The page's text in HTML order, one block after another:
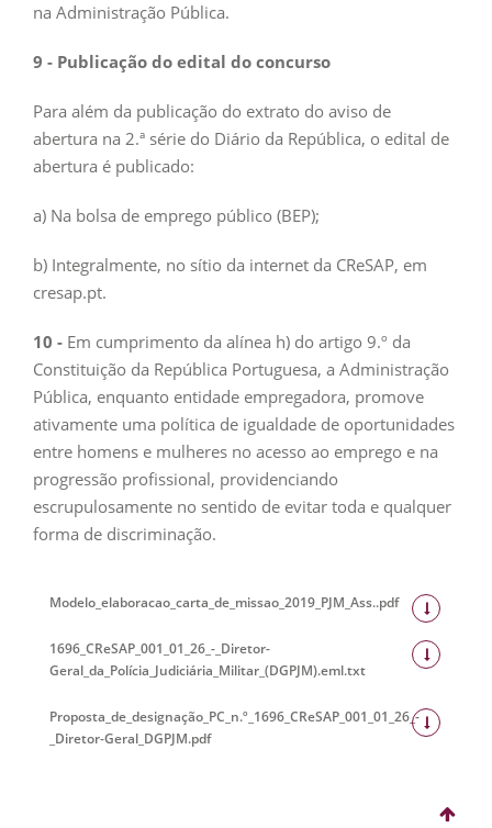
na Administração Pública.
9 - Publicação do edital do concurso
Para além da publicação do extrato do aviso de
abertura na 2.ª série do Diário da República, o edital de
abertura é publicado:
a) Na bolsa de emprego público (BEP);
b) Integralmente, no sítio da internet da CReSAP, em
cresap.pt.
10 - Em cumprimento da alínea h) do artigo 9.º da
Constituição da República Portuguesa, a Administração
Pública, enquanto entidade empregadora, promove
ativamente uma política de igualdade de oportunidades
entre homens e mulheres no acesso ao emprego e na
progressão profissional, providenciando
escrupulosamente no sentido de evitar toda e qualquer
forma de discriminação.
Modelo_elaboracao_carta_de_missao_2019_PJM_Ass..pdf
1696_CReSAP_001_01_26_-_Diretor-
Geral_da_Polícia_Judiciária_Militar_(DGPJM).eml.txt
Proposta_de_designação_PC_n.º_1696_CReSAP_001_01_26_-
_Diretor-Geral_DGPJM.pdf